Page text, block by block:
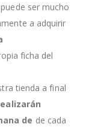
ser mucho
a adquirir
ficha del
tienda a final
de de cada